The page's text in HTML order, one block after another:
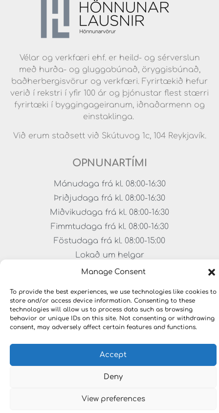
Manage Consent
To provide the best experiences, we use technologies like cookies to
store and/or access device information. Consenting to these
technologies will allow us to process data such as browsing
behavior or unique IDs on this site. Not consenting or withdrawing
consent, may adversely affect certain features and functions.
Accept
Deny
View preferences
Vélar og verkfæri ehf. er heild- og sérverslun
með hurða- og gluggabúnað, öryggisbúnað,
baðherbergisvörur og verkfæri. Fyrirtækið hefur
verið í rekstri í yfir 100 ár og þjónustar flest stærri
fyrirtæki í byggingageiranum, iðnaðarmenn og
einstaklinga.
Við erum staðsett við Skútuvog 1c, 104 Reykjavík.
OPNUNARTÍMI
Mánudaga frá kl. 08:00-16:30
Þriðjudaga frá kl. 08:00-16:30
Miðvikudaga frá kl. 08:00-16:30
Fimmtudaga frá kl. 08:00-16:30
Föstudaga frá kl. 08:00-15:00
Lokað um helgar
Copyright © 2023 HÖNNUNARLAUSNIR. Öll réttindi
áskilin.